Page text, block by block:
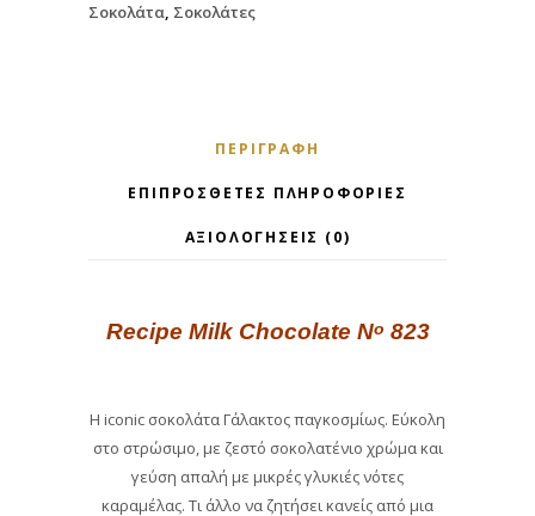
Σοκολάτα, Σοκολάτες
ΠΕΡΙΓΡΑΦΉ
ΕΠΙΠΡΌΣΘΕΤΕΣ ΠΛΗΡΟΦΟΡΊΕΣ
ΑΞΙΟΛΟΓΉΣΕΙΣ (0)
Recipe Milk Chocolate No 823
Η iconic σοκολάτα Γάλακτος παγκοσμίως. Εύκολη
στο στρώσιμο, με ζεστό σοκολατένιο χρώμα και
γεύση απαλή με μικρές γλυκιές νότες
καραμέλας. Τι άλλο να ζητήσει κανείς από μια